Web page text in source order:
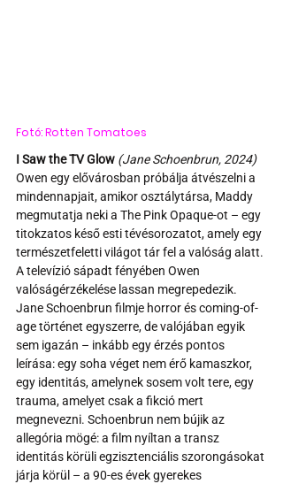
Fotó: Rotten Tomatoes
I Saw the TV Glow (Jane Schoenbrun, 2024)
Owen egy elővárosban próbálja átvészelni a
mindennapjait, amikor osztálytársa, Maddy
megmutatja neki a The Pink Opaque-ot – egy
titokzatos késő esti tévésorozatot, amely egy
természetfeletti világot tár fel a valóság alatt.
A televízió sápadt fényében Owen
valóságérzékelése lassan megrepedezik.
Jane Schoenbrun filmje horror és coming-of-
age történet egyszerre, de valójában egyik
sem igazán – inkább egy érzés pontos
leírása: egy soha véget nem érő kamaszkor,
egy identitás, amelynek sosem volt tere, egy
trauma, amelyet csak a fikció mert
megnevezni. Schoenbrun nem bújik az
allegória mögé: a film nyíltan a transz
identitás körüli egzisztenciális szorongásokat
járja körül – a 90-es évek gyerekes